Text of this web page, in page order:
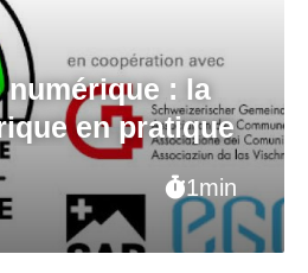
1min
numérique : la
en pratique